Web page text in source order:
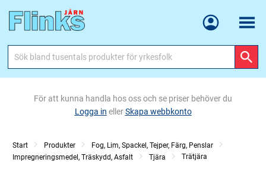
Meny
För att kunna handla hos oss och se priser behöver du
Logga in ellerSkapa webbkonto
Start Produkter
Fog, Lim, Spackel, Tejper, Färg, Penslar
Impregneringsmedel, Träskydd, Asfalt
Tjära Trätjära